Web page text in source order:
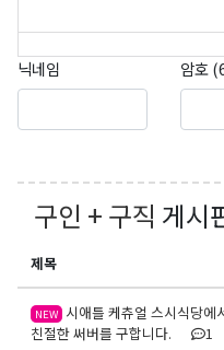
닉네임 암호
구인 + 구직 게시
제목
NEW 시애틀 케츄얼 스시식당에
친절한 써버를 구합니다.
1